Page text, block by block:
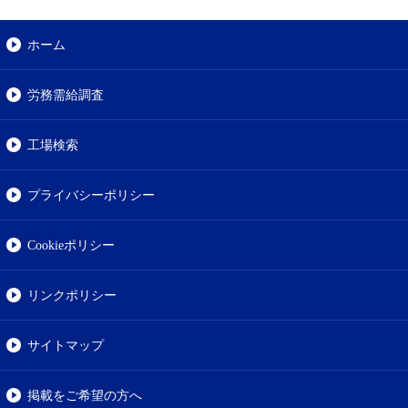
ホーム
労務需給調査
工場検索
プライバシーポリシー
Cookieポリシー
リンクポリシー
サイトマップ
掲載をご希望の方へ